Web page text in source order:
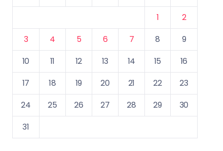
1
2
3
4 5 6 7 8
9
10
11 12 13 14 15
16
17
18 19 20 21 22
23
24
25 26 27 28 29
30
31